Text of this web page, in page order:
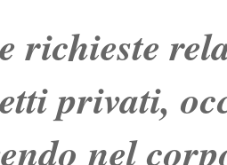
richieste
privati,
nel